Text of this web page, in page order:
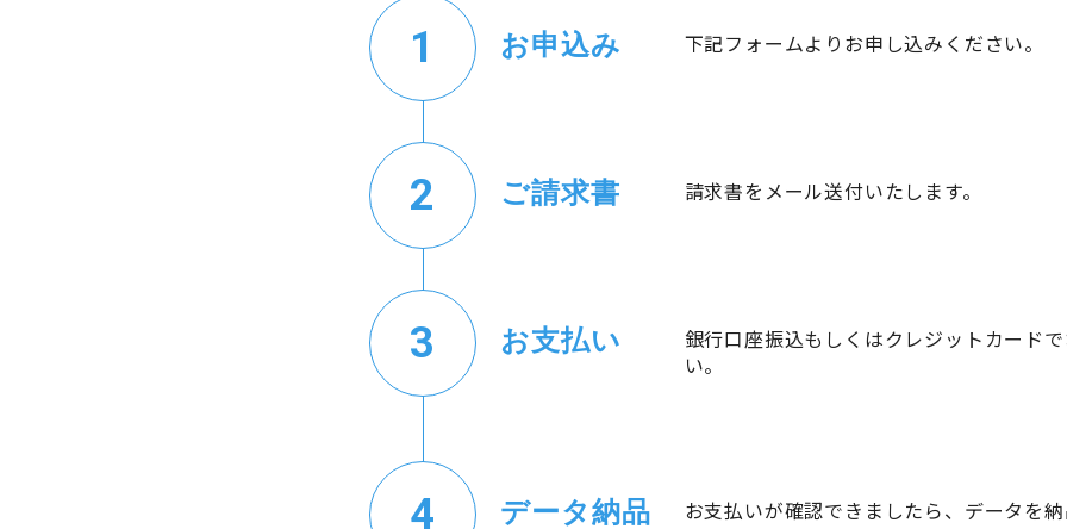
お申込み 下記フォームよりお申し込みください。
ご請求書 請求書をメール送付いたします。
お支払い
銀行口座振込もしくはクレジットカード
い。
データ納品 お支払いが確認できましたら、データを